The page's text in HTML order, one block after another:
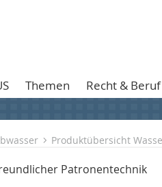
Themen Recht & Beruf
Produktübersicht
Patronentechnik